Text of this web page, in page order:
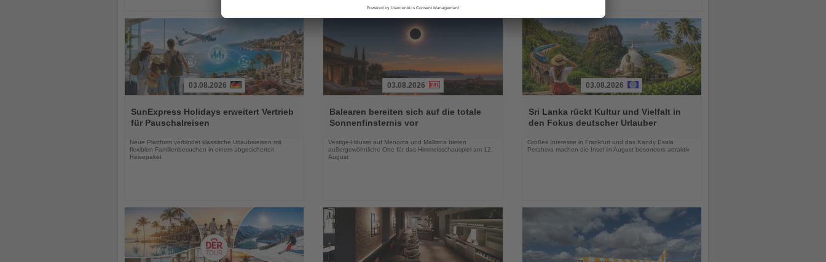
Sie
die
03.08.2026
SunExpress Holidays erweitert Vertrieb
für Pauschalreisen
Neue Plattform verbindet klassische Urlaubsreisen mit
flexiblen Familienbesuchen in einem abgesicherten
Reisepaket
Sie
die
03.08.2026
Balearen bereiten sich auf die totale
Sonnenfinsternis vor
Vestige-Häuser auf Menorca und Mallorca bieten
außergewöhnliche Orte für das Himmelsschauspiel am 12.
August
Sie
die
03.08.2026
Sri Lanka rückt Kultur und Vielfalt in
den Fokus deutscher Urlauber
Großes Interesse in Frankfurt und das Kandy Esala
Perahera machen die Insel im August besonders attraktiv